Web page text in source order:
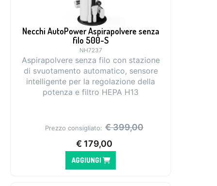
Necchi AutoPower Aspirapolvere senza
filo 500-S
NH7237
Aspirapolvere senza filo con stazione
di svuotamento automatico, sensore
intelligente per la regolazione della
potenza e filtro HEPA H13
Prezzo consigliato: €399,00
€ 179,00
AGGIUNGI